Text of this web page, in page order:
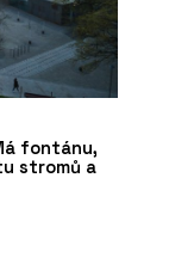
fontánu,
stromů a